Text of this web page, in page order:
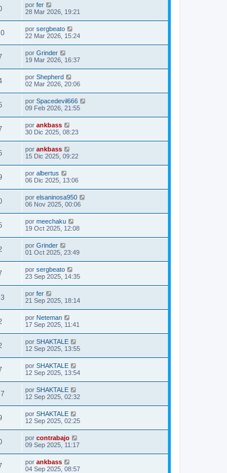
por fer
28 Mar 2026, 19:21
por sergbeato
22 Mar 2026, 15:24
por Grinder
19 Mar 2026, 16:37
por Shepherd
02 Mar 2026, 20:06
por Spacedevil666
09 Feb 2026, 21:55
por ankbass
30 Dic 2025, 08:23
por ankbass
15 Dic 2025, 09:22
por albertus
06 Dic 2025, 13:06
por elsaninosa950
06 Nov 2025, 00:06
por meechaku
19 Oct 2025, 12:08
por Grinder
01 Oct 2025, 23:49
por sergbeato
23 Sep 2025, 14:35
por fer
21 Sep 2025, 18:14
por Neteman
17 Sep 2025, 11:41
por SHAKTALE
12 Sep 2025, 13:55
por SHAKTALE
12 Sep 2025, 13:54
por SHAKTALE
12 Sep 2025, 02:32
por SHAKTALE
12 Sep 2025, 02:25
por contrabajo
09 Sep 2025, 11:17
por ankbass
04 Sep 2025, 08:57